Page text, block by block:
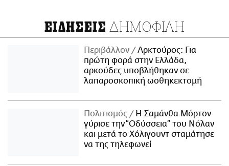
ΕΙΔΗΣΕΙΣ ΔΗΜΟΦΙΛΗ
Περιβάλλον
Αρκτούρος: Για
πρώτη φορά στην Ελλάδα,
αρκούδες υποβλήθηκαν σε
λαπαροσκοπική ωοθηκεκτομή
Πολιτισμός
Η Σαμάνθα Μόρτον
γύρισε την “Οδύσσεια” του Νόλαν
και μετά το Χόλιγουντ σταμάτησε
να της τηλεφωνεί